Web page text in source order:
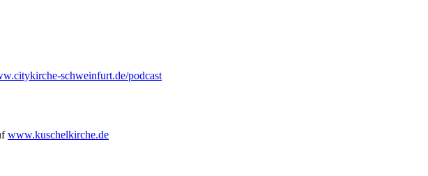
schweinfurt.de/podcast
www.kuschelkirche.de